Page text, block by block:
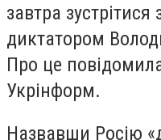
завтра
диктатором
Про це
Укрінформ.
Назвавши Росію